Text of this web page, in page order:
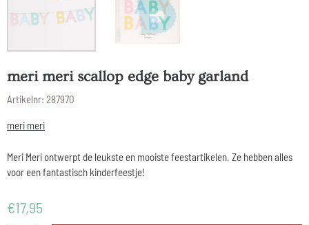
meri meri scallop edge baby garland
Artikelnr: 287970
meri meri
Meri Meri ontwerpt de leukste en mooiste feestartikelen. Ze hebben alles
voor een fantastisch kinderfeestje!
€17,95